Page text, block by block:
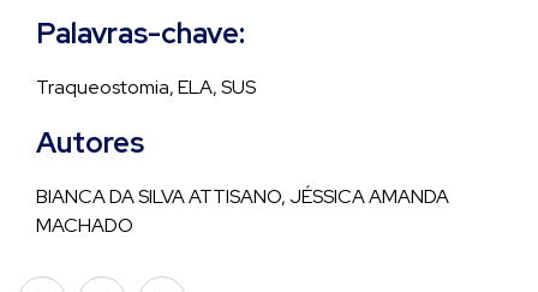
Palavras-chave:
Traqueostomia, ELA, SUS
Autores
BIANCA DA SILVA ATTISANO, JÉSSICA AMANDA
MACHADO